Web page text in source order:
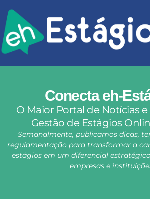
Conecta eh-
O Maior Portal de Notícias
Gestão de Estágios
Semanalmente, publicamos dicas,
regulamentação para transformar a
estágios em um diferencial
empresas e